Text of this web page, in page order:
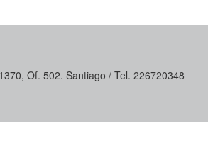
Of. 502. Santiago / Tel. 226720348